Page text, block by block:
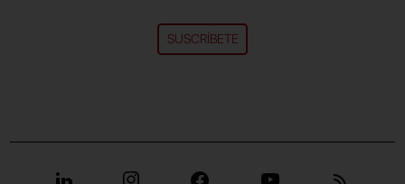
SUSCRÍBETE